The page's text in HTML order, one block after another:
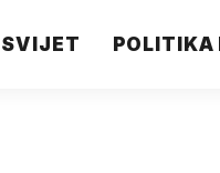
SVIJET POLITIKA